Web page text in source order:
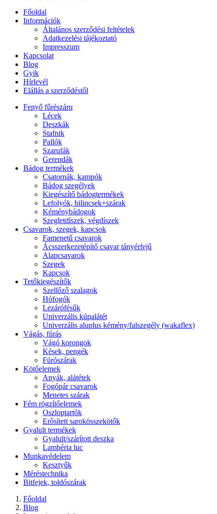
Főoldal
Információk
Általános szerződési feltételek
Adatkezelési tájékoztató
Impresszum
Kapcsolat
Blog
Gyik
Hírlevél
Elállás a szerződéstől
Fenyő fűrészáru
Lécek
Deszkák
Stafnik
Pallók
Szarufák
Gerendák
Bádog termékek
Csatornák, kampók
Bádog szegélyek
Kiegészítő bádogtermékek
Lefolyók, bilincsek+szárak
Kéménybádogok
Szegletdíszek, végdíszek
Csavarok, szegek, kapcsok
Famenetű csavarok
Ácsszerkezetépítő csavar tányérfejű
Alapcsavarok
Szegek
Kapcsok
Tetőkiegészítők
Szellőző szalagok
Hófogók
Lezárófésűk
Univerzális kúpalátét
Univerzális aluplus kémény/falszegély (wakaflex)
Vágás, fúrás
Vágó korongok
Kések, pengék
Fúrószárak
Kötőelemek
Anyák, alátétek
Fogópár csavarok
Menetes szárak
Fém rögzítőelemek
Oszloptartók
Erősített sarokösszekötők
Gyalult termékek
Gyalult/szárított deszka
Lambéria luc
Munkavédelem
Kesztyűk
Méréstechnika
Bitfejek, toldószárak
Főoldal
Blog